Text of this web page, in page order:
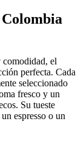
comodidad, el
perfecta. Cada
seleccionado
fresco y un
Su tueste
espresso o un